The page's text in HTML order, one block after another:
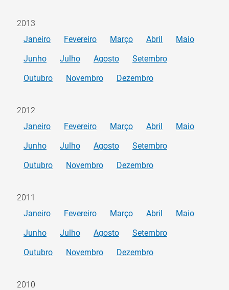
2013
Janeiro
Fevereiro Março Abril
Maio
Junho
Julho Agosto
Setembro
Outubro
Novembro Dezembro
2012
Janeiro
Fevereiro Março Abril
Maio
Junho
Julho Agosto
Setembro
Outubro
Novembro Dezembro
2011
Janeiro
Fevereiro Março Abril
Maio
Junho
Julho Agosto
Setembro
Outubro
Novembro Dezembro
2010